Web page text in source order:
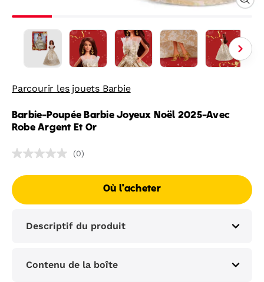
Parcourir les jouets Barbie
Barbie-Poupée Barbie Joyeux Noël 2025-Avec
Robe Argent Et Or
(0)
Où l'acheter
Descriptif du produit
Contenu de la boîte